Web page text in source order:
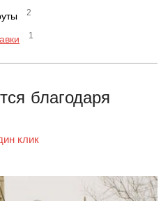
2
1
благодаря
клик